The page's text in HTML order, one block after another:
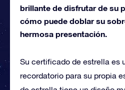
brillante de disfrutar de su
cómo puede doblar su
hermosa presentación.
Su certificado de estrella es
recordatorio para su propia